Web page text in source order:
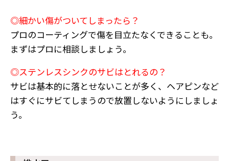
◎細かい傷がついてしまったら？
プロのコーティングで傷を目立たなくできることも。
まずはプロに相談しましょう。
◎ステンレスシンクのサビはとれるの？
サビは基本的に落とせないことが多く、ヘアピンなど
はすぐにサビてしまうので放置しないようにしましょ
う。